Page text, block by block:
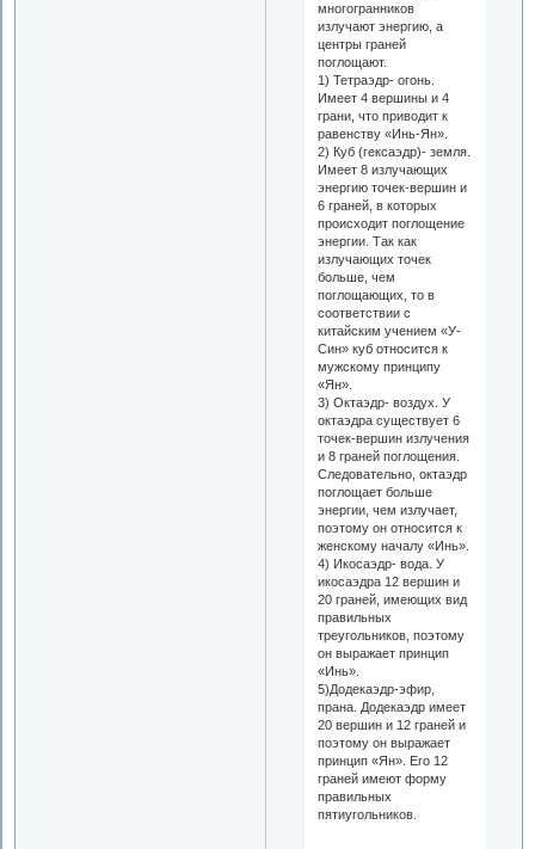
многогранников
излучают энергию, а
центры граней
поглощают.
1) Тетраэдр- огонь.
Имеет 4 вершины и 4
грани, что приводит к
равенству «Инь-Ян».
2) Куб (гексаэдр)- земля.
Имеет 8 излучающих
энергию точек-вершин и
6 граней, в которых
происходит поглощение
энергии. Так как
излучающих точек
больше, чем
поглощающих, то в
соответствии с
китайским учением «У-
Син» куб относится к
мужскому принципу
«Ян».
3) Октаэдр- воздух. У
октаэдра существует 6
точек-вершин излучения
и 8 граней поглощения.
Следовательно, октаэдр
поглощает больше
энергии, чем излучает,
поэтому он относится к
женскому началу «Инь».
4) Икосаэдр- вода. У
икосаэдра 12 вершин и
20 граней, имеющих вид
правильных
треугольников, поэтому
он выражает принцип
«Инь».
5)Додекаэдр-эфир,
прана. Додекаэдр имеет
20 вершин и 12 граней и
поэтому он выражает
принцип «Ян». Его 12
граней имеют форму
правильных
пятиугольников.